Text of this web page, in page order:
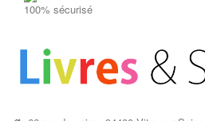
100% sécurisé